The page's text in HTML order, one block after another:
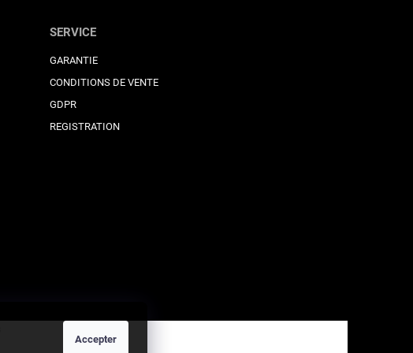
Accepter
SERVICE
GARANTIE
CONDITIONS DE VENTE
GDPR
REGISTRATION